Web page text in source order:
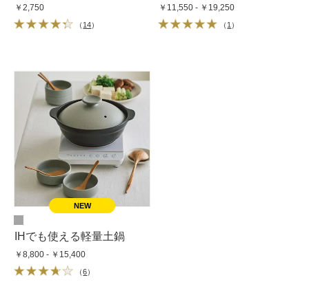
￥2,750
（ 14）
￥11,550 - ￥19,250
（ 1 ）
IHでも使える軽量土鍋
￥8,800 - ￥15,400
（6）